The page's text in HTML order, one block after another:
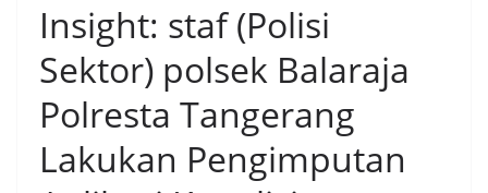
Insight: staf (Polisi
Sektor) polsek Balaraja
Polresta Tangerang
Lakukan Pengimputan